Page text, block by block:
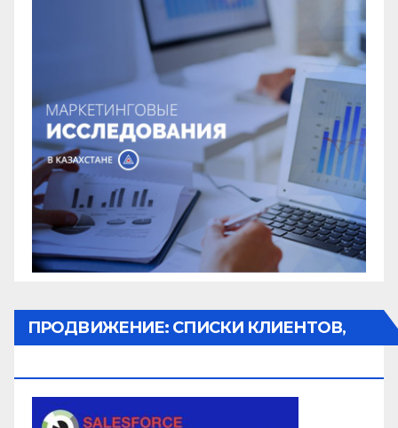
ПРОДВИЖЕНИЕ: СПИСКИ КЛИЕНТОВ,